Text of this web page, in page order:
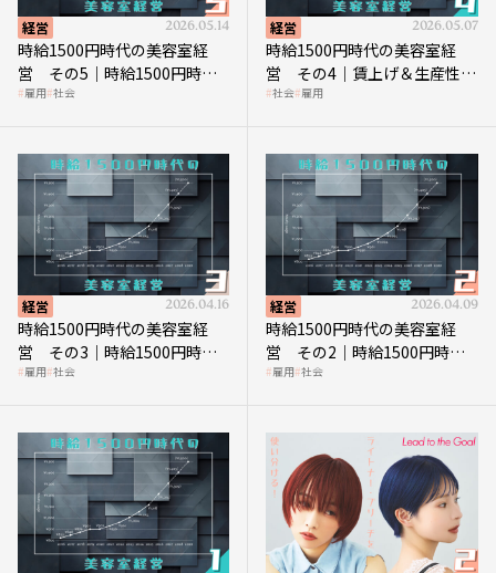
経営 2026.05.14
時給1500円時代の美容室経
営 その5｜時給1500円時代
の到来は美容業の収益構造を
雇用 社会
経営 2026.05.07
時給1500円時代の美容室経
営 その4｜賃上げ＆生産性向
上につなげる賢い助成金活用
社会 雇用
経営 2026.04.16
時給1500円時代の美容室経
営 その3｜時給1500円時
代、美容業はどのような影響
雇用 社会
経営 2026.04.09
時給1500円時代の美容室経
営 その2｜時給1500円時代
に支払う給与はいくらなのか
雇用 社会